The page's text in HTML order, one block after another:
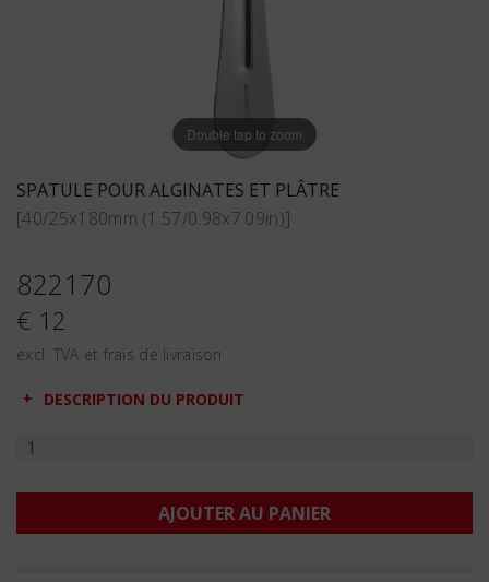
Double tap to zoom
SPATULE POUR ALGINATES ET PLÂTRE
[40/25x180mm (1.57/0.98x7.09in)]
822170
€ 12
excl. TVA et frais de livraison
DESCRIPTION DU PRODUIT
AJOUTER AU PANIER